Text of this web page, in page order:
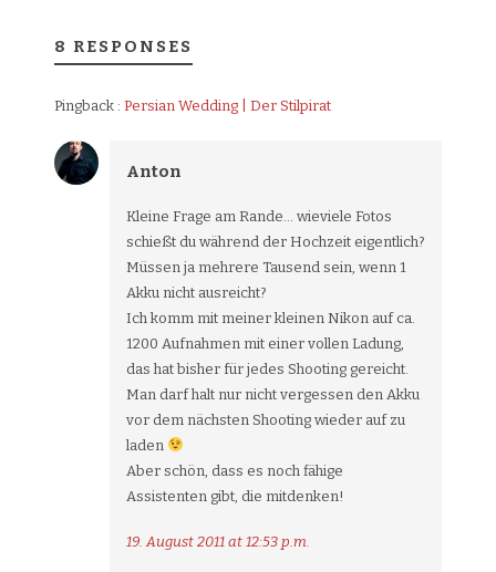
8 RESPONSES
Pingback : Persian Wedding | Der Stilpirat
Anton
Kleine Frage am Rande… wieviele Fotos
schießt du während der Hochzeit eigentlich?
Müssen ja mehrere Tausend sein, wenn 1
Akku nicht ausreicht?
Ich komm mit meiner kleinen Nikon auf ca.
1200 Aufnahmen mit einer vollen Ladung,
das hat bisher für jedes Shooting gereicht.
Man darf halt nur nicht vergessen den Akku
vor dem nächsten Shooting wieder auf zu
laden
Aber schön, dass es noch fähige
Assistenten gibt, die mitdenken!
19. August 2011 at 12:53 p.m.